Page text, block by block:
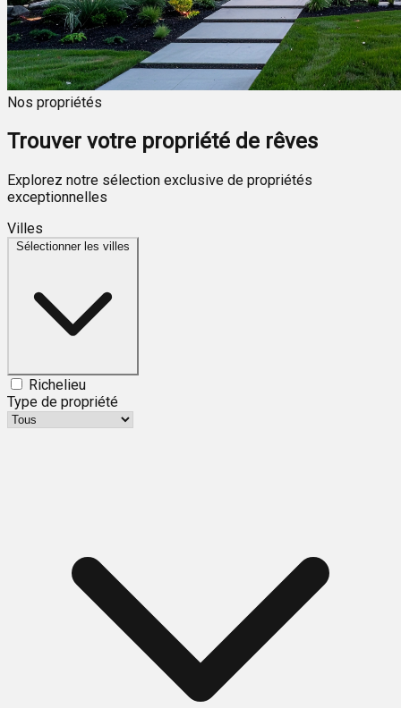
Nos propriétés
Trouver votre propriété de rêves
Explorez notre sélection exclusive de propriétés
exceptionnelles
Villes
Sélectionner les villes
Richelieu
Type de propriété